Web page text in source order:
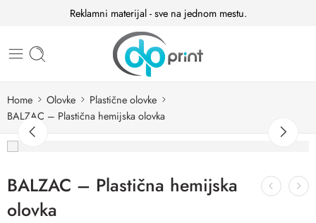
Reklamni materijal - sve na jednom mestu.
Home Olovke
Plastične olovke
BALZAC – Plastična hemijska olovka
BALZAC – Plastična hemijska
olovka